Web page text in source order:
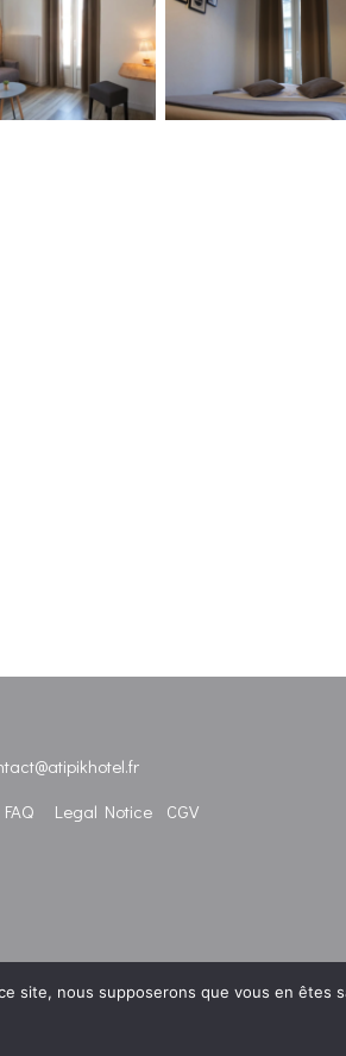
FAQ Legal Notice CGV
site, nous supposerons que vous en êtes